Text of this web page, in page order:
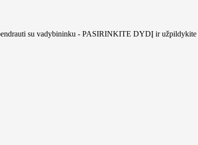
su vadybininku - PASIRINKITE DYDĮ ir užpildykite